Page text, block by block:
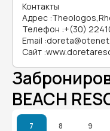
Контакты
Адрес :
Телефон :+(30)
Email :
Сайт :
BEACH
7 8 9